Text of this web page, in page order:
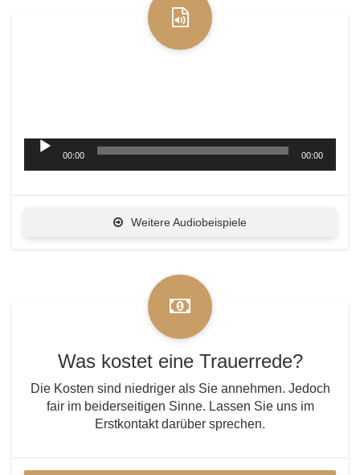
Audio-
00:00 00:00
Weitere Audiobeispiele
Was kostet eine Trauerrede?
Die Kosten sind niedriger als Sie annehmen. Jedoch
fair im beiderseitigen Sinne. Lassen Sie uns im
Erstkontakt darüber sprechen.